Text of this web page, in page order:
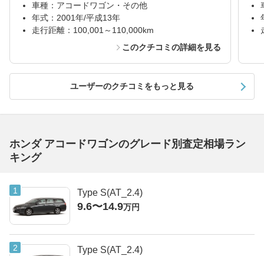
車種：アコードワゴン・その他
年式：2001年/平成13年
走行距離：100,001～110,000km
このクチコミの詳細を見る
ユーザーのクチコミをもっと見る
ホンダ アコードワゴンのグレード別査定相場ラン
キング
Type S(AT_2.4)
9.6〜14.9万円
Type S(AT_2.4)